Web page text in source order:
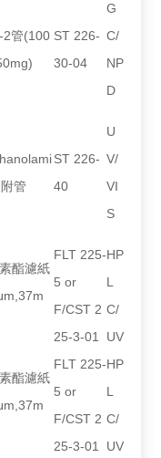
2管(100 ST 226-
30-04
G
C/
NP
D
管
ST 226-
40
U
V/
VI
S
酯濾紙
FLT 225-
5 or
F/CST 2
25-3-01
HP
L
C/
UV
酯濾紙
FLT 225-
5 or
F/CST 2
25-3-01
HP
L
C/
UV